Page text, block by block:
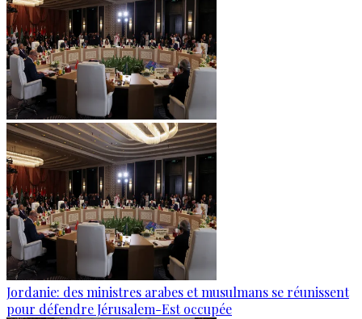
Jordanie: des ministres arabes et musulmans se réunissent
pour défendre Jérusalem-Est occupée